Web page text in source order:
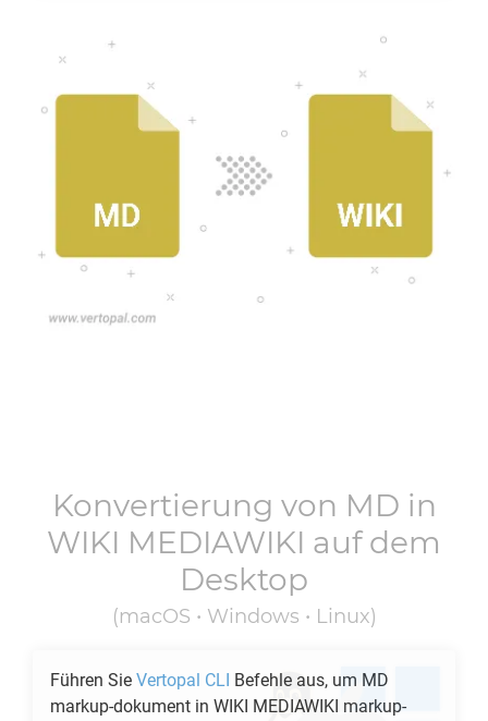
Konvertierung von MD in
WIKI MEDIAWIKI auf dem
Desktop
(macOS • Windows • Linux)
Führen Sie Vertopal CLI Befehle aus, um MD
markup-dokument in WIKI MEDIAWIKI markup-